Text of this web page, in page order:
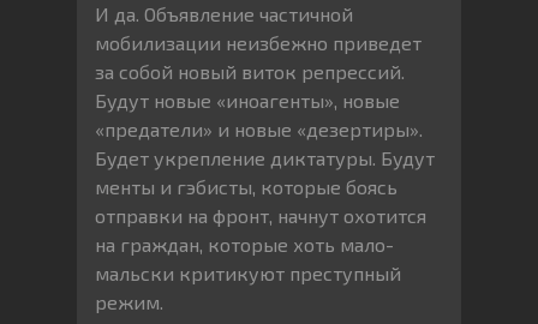
И да. Объявление частичной
мобилизации неизбежно приведет
за собой новый виток репрессий.
Будут новые «иноагенты», новые
«предатели» и новые «дезертиры».
Будет укрепление диктатуры. Будут
менты и гэбисты, которые боясь
отправки на фронт, начнут охотится
на граждан, которые хоть мало-
мальски критикуют преступный
режим.